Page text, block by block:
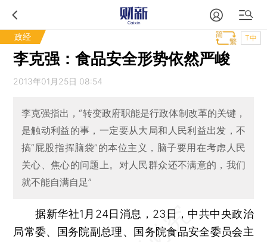
政经 T中
李克强：食品安全形势依然严峻
2013年01月25日 08:54
李克强指出，“转变政府职能是行政体制改革的关键，
是触动利益的事，一定要从大局和人民利益出发，不
搞“屁股指挥脑袋”的本位主义，脑子要用在考虑人民
关心、焦心的问题上。对人民群众还不满意的，我们
就不能自满自足”
据新华社1月24日消息，23日，中共中央政治
局常委、国务院副总理、国务院食品安全委员会主